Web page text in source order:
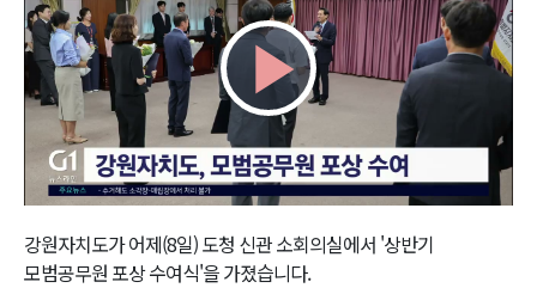
Play
Video
강원자치도가 어제(8일) 도청 신관 소회의실에서 '상반기
모범공무원 포상 수여식'을 가졌습니다.